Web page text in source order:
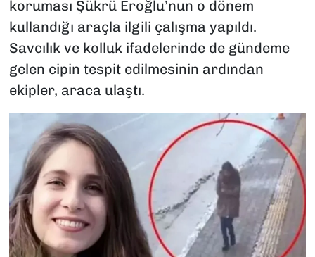
koruması Şükrü Eroğlu’nun o dönem
kullandığı araçla ilgili çalışma yapıldı.
Savcılık ve kolluk ifadelerinde de gündeme
gelen cipin tespit edilmesinin ardından
ekipler, araca ulaştı.